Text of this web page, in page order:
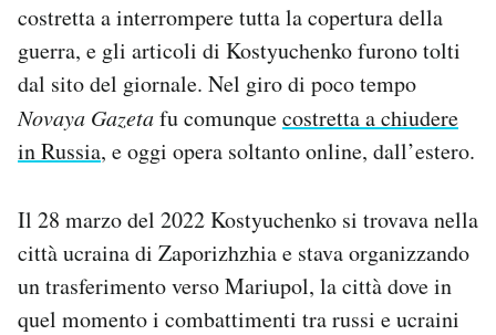
costretta a interrompere tutta la copertura della
guerra, e gli articoli di Kostyuchenko furono tolti
dal sito del giornale. Nel giro di poco tempo
Novaya Gazetafu comunquecostretta a chiudere
in Russia, e oggi opera soltanto online, dall’estero.
Il 28 marzo del 2022 Kostyuchenko si trovava nella
città ucraina di Zaporizhzhia e stava organizzando
un trasferimento verso Mariupol, la città dove in
quel momento i combattimenti tra russi e ucraini